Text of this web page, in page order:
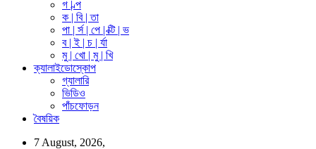
গ | ল্প
ক | বি | তা
পা | র্স | পে | ক্টি | ভ
ব | ই | চ | র্যা
মু | খো | মু | খি
ক্যালাইডোস্কোপ
গ্যালারি
ভিডিও
পাঁচফোড়ন
বৈষয়িক
7 August, 2026,